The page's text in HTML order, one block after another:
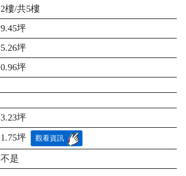
2樓/共5樓
9.45坪
5.26坪
0.96坪
3.23坪
1.75坪 觀看資訊
不是